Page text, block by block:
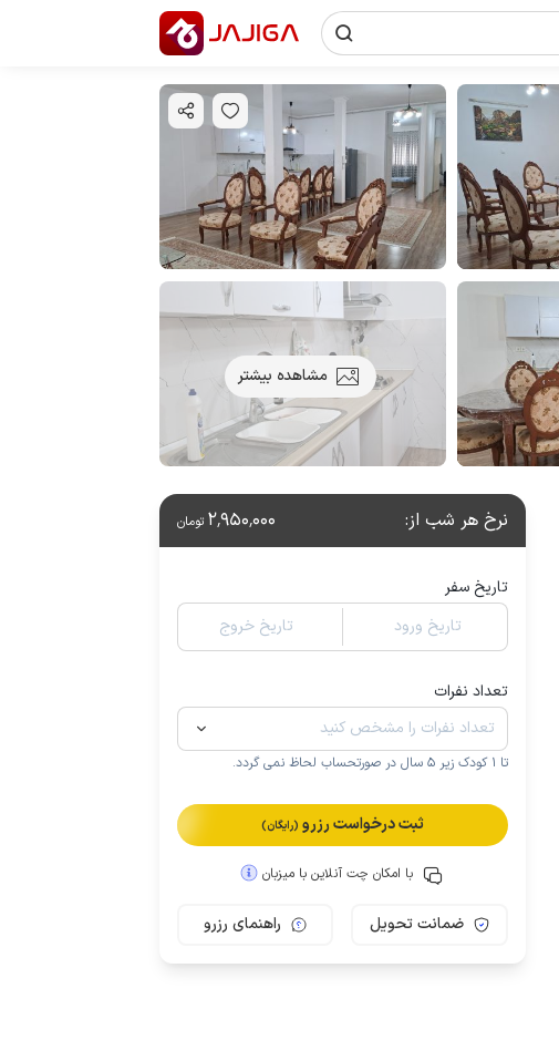
مشاهده بیشتر
نرخ هر شب از: 2٬950٬000 تومان
تاریخ سفر
تاریخ ورود
تاریخ خروج
تعداد نفرات
تا 1 کودک زیر 5 سال در صورتحساب لحاظ نمی گردد.
ثبت درخواست رزرو (رایگان)
با امکان چت آنلاین با میزبان
ضمانت تحویل راهنمای رزرو